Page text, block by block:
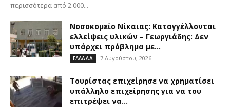
περισσότερα από 2.000...
Νοσοκομείο Νίκαιας: Καταγγέλλονται
ελλείψεις υλικών – Γεωργιάδης: Δεν
υπάρχει πρόβλημα με...
ΕΛΛΑΔΑ 7 Αυγούστου, 2026
Τουρίστας επιχείρησε να χρηματίσει
υπάλληλο επιχείρησης για να του
επιτρέψει να...